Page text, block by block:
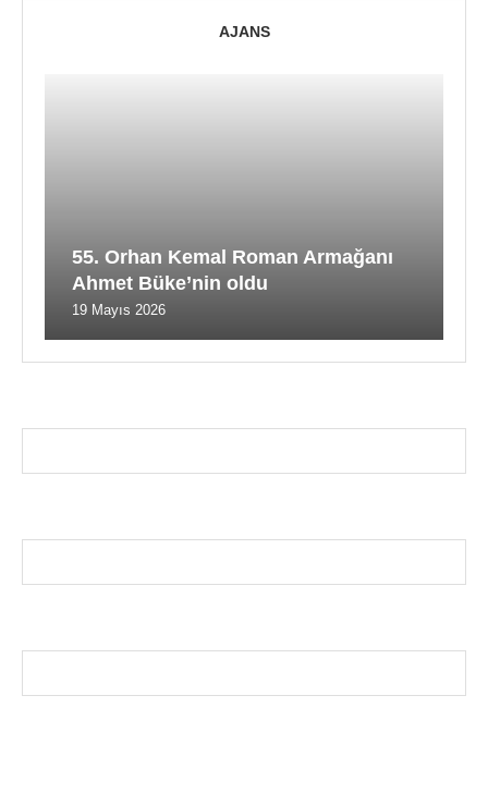
AJANS
55. Orhan Kemal Roman Armağanı
Ahmet Büke’nin oldu
19 Mayıs 2026